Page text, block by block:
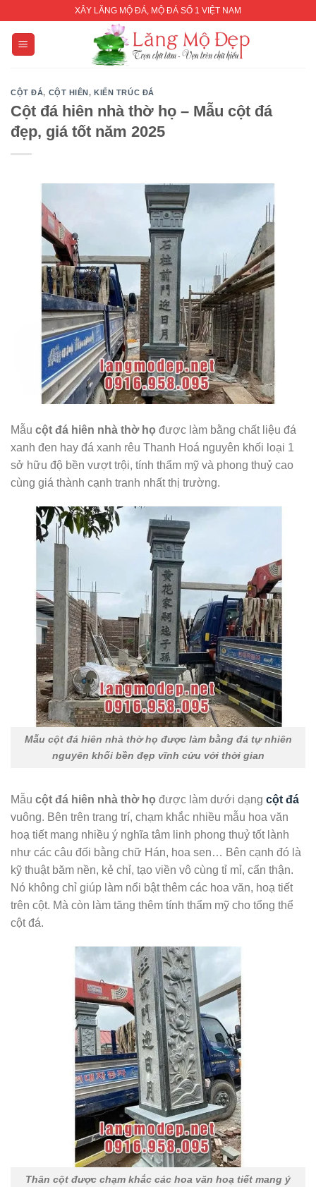
content
XÂY LĂNG MỘ ĐÁ, MỘ ĐÁ SỐ 1 VIỆT NAM
CỘT ĐÁ, CỘT HIÊN,KIẾN TRÚC ĐÁ
Cột đá hiên nhà thờ họ – Mẫu cột đá
đẹp, giá tốt năm 2025
Mẫu cột đá hiên nhà thờ họ được làm bằng chất liệu đá
xanh đen hay đá xanh rêu Thanh Hoá nguyên khối loại 1
sở hữu độ bền vượt trội, tính thẩm mỹ và phong thuỷ cao
cùng giá thành cạnh tranh nhất thị trường.
Mẫu cột đá hiên nhà thờ họ được làm bằng đá tự nhiên
nguyên khối bền đẹp vĩnh cửu với thời gian
Mẫu cột đá hiên nhà thờ họ được làm dưới dạng cột đá
vuông. Bên trên trang trí, chạm khắc nhiều mẫu hoa văn
hoạ tiết mang nhiều ý nghĩa tâm linh phong thuỷ tốt lành
như các câu đối bằng chữ Hán, hoa sen… Bên cạnh đó là
kỹ thuật băm nền, kẻ chỉ, tạo viền vô cùng tỉ mỉ, cẩn thận.
Nó không chỉ giúp làm nổi bật thêm các hoa văn, hoạ tiết
trên cột. Mà còn làm tăng thêm tính thẩm mỹ cho tổng thể
cột đá.
Thân cột được chạm khắc các hoa văn hoạ tiết mang ý